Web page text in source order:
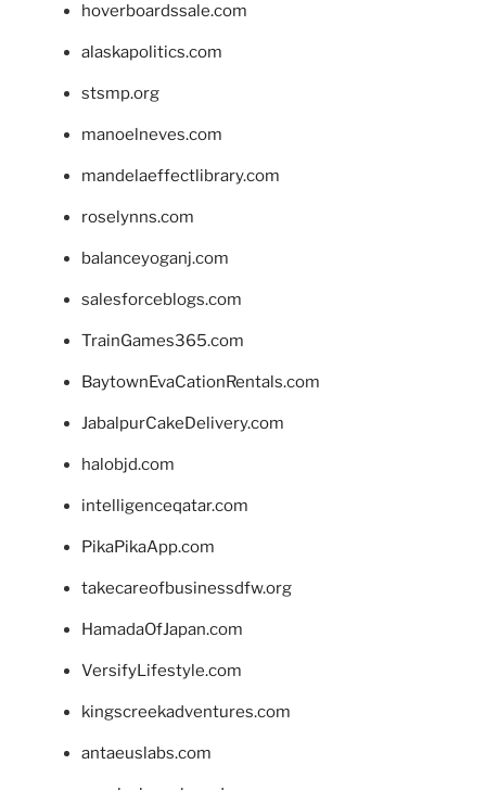
hoverboardssale.com
alaskapolitics.com
stsmp.org
manoelneves.com
mandelaeffectlibrary.com
roselynns.com
balanceyoganj.com
salesforceblogs.com
TrainGames365.com
BaytownEvaCationRentals.com
JabalpurCakeDelivery.com
halobjd.com
intelligenceqatar.com
PikaPikaApp.com
takecareofbusinessdfw.org
HamadaOfJapan.com
VersifyLifestyle.com
kingscreekadventures.com
antaeuslabs.com